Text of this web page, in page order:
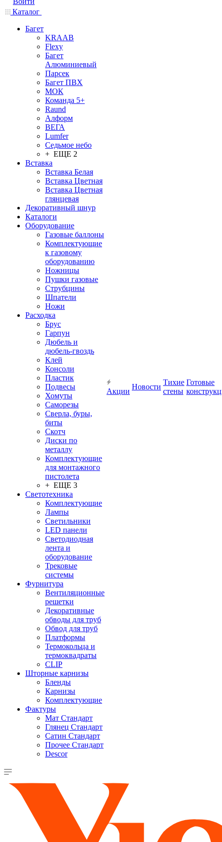
Каталог
Багет
KRAAB
Flexy
Багет
Алюминиевый
Парсек
Багет ПВХ
МОК
Команда 5+
Raund
Алформ
ВЕГА
Lumfer
Седьмое небо
+ ЕЩЕ 2
Вставка
Вставка Белая
Вставка Цветная
Вставка Цветная
глянцевая
Декоративный шнур
Каталоги
Оборудование
Газовые баллоны
Комплектующие
к газовому
оборудованию
Ножницы
Пушки газовые
Струбцины
Шпатели
Ножи
Расходка
Брус
Гарпун
Дюбель и
дюбель-гвоздь
Клей
Консоли
Пластик
Подвесы
Хомуты
Саморезы
Сверла, буры,
биты
Скотч
Диски по
металлу
Комплектующие
для монтажного
пистолета
+ ЕЩЕ 3
Светотехника
Комплектующие
Лампы
Светильники
LED панели
Светодиодная
лента и
оборудование
Трековые
системы
Фурнитура
Вентиляционные
решетки
Декоративные
обводы для труб
Обвод для труб
Платформы
Термокольца и
термоквадраты
CLIP
Шторные карнизы
Бленды
Карнизы
Комплектующие
Фактуры
Мат Стандарт
Глянец Стандарт
Сатин Стандарт
Прочее Стандарт
Descor
Акции
Новости
Тихие
стены
Готовые